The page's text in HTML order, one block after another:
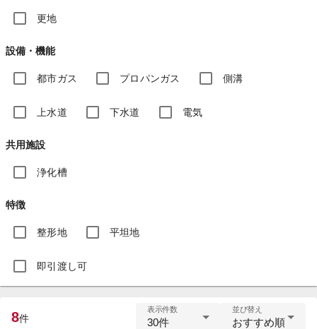
更地
設備・機能
都市ガス プロパンガス 側溝
上水道 下水道 電気
共用施設
浄化槽
特徴
整形地 平坦地
即引渡し可
8件
表示件数
30件
並び替え
おすすめ順